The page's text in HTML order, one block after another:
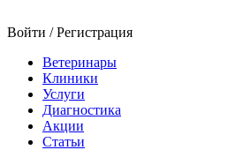
Войти / Регистрация
Ветеринары
Клиники
Услуги
Диагностика
Акции
Статьи